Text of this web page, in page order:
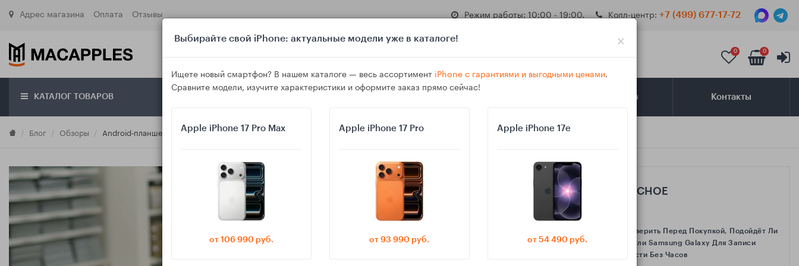
Адрес магазина Оплата Отзывы Режим работы: 10:00 - 19:00. Колл-центр: +7 (499) 677-17-72
0 0
КАТАЛОГ ТОВАРОВ Самовывоз Контакты
Блог Обзоры Android‑планшет Samsung против бюджетного китайского бренда: где экономия выходит боком
САМОЕ ИНТЕРЕСНОЕ
Как Проверить Перед Покупкой, Подойдёт Ли
IPhone Или Samsung Galaxy Для Записи
Активности Без Часов
Выбирайте свой iPhone: актуальные модели уже в каталоге! ×
Ищете новый смартфон? В нашем каталоге — весь ассортимент iPhone с гарантиями и выгодными ценами.
Сравните модели, изучите характеристики и оформите заказ прямо сейчас!
Apple iPhone 17 Pro Max
от 106 990 руб.
Apple iPhone 17 Pro
от 93 990 руб.
Apple iPhone 17e
от 54 490 руб.